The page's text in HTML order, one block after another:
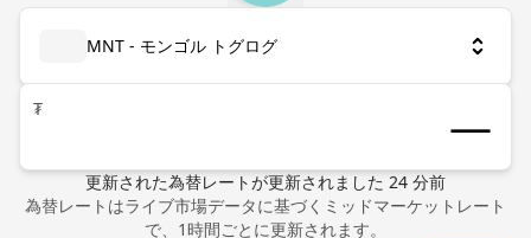
MNT - モンゴル トグログ
₮
更新された為替レートが更新されました 24 分前
為替レートはライブ市場データに基づくミッドマーケットレート
で、1時間ごとに更新されます。